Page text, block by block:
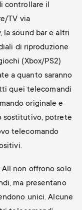
controllare il
TV via
sound bar e altri
di riproduzione
(Xbox/PS2)
a quanto saranno
quei telecomandi
originale e
sostitutivo, potrete
telecomando
non offrono solo
ma presentano
unici. Alcune